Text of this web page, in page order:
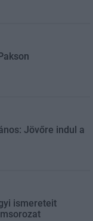
Jövőre indul a
ismereteit